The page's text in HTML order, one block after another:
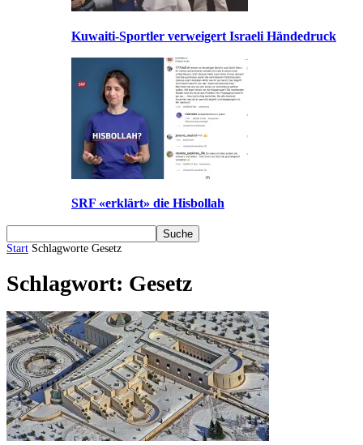
Kuwaiti-Sportler verweigert Israeli Händedruck
SRF «erklärt» die Hisbollah
Start Schlagworte Gesetz
Schlagwort: Gesetz